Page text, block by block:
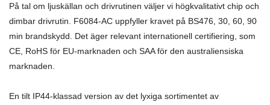
På tal om ljuskällan och drivrutinen väljer vi högkvalitativt chip och
dimbar drivrutin. F6084-AC uppfyller kravet på BS476, 30, 60, 90
min brandskydd. Det äger relevant internationell certifiering, som
CE, RoHS för EU-marknaden och SAA för den australiensiska
marknaden.
En tilt IP44-klassad version av det lyxiga sortimentet av